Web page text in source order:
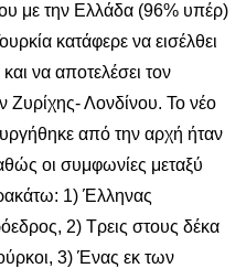
με την Ελλάδα (96% υπέρ)
κατάφερε να εισέλθει
να αποτελέσει τον
Ζυρίχης- Λονδίνου. Το νέο
από την αρχή ήταν
οι συμφωνίες μεταξύ
1) Έλληνας
2) Τρεις στους δέκα
3) Ένας εκ των